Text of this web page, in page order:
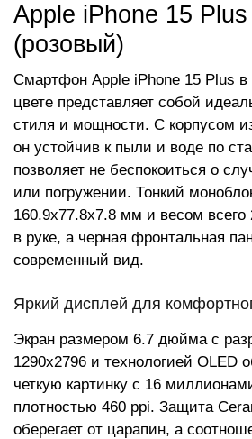
Apple iPhone 15
(розовый)
Смартфон Apple iPhone 15 Plus
цвете представляет собой
стиля и мощности. С корпусом
он устойчив к пыли и воде по
позволяет не беспокоиться о
или погружении. Тонкий
160.9x77.8x7.8 мм и весом всего
в руке, а черная фронтальная
современный вид.
Яркий дисплей для
Экран размером 6.7 дюйма с
1290x2796 и технологией OLED
четкую картинку с 16
плотностью 460 ppi. Защита
оберегает от царапин, а